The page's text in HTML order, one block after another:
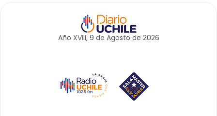
Año XVIII, 9 de Agosto de 2026